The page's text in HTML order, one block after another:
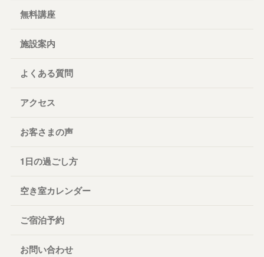
無料講座
施設案内
よくある質問
アクセス
お客さまの声
1日の過ごし方
空き室カレンダー
ご宿泊予約
お問い合わせ